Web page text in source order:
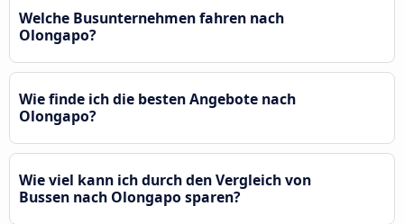
Welche Busunternehmen fahren nach
Olongapo?
Wie finde ich die besten Angebote nach
Olongapo?
Wie viel kann ich durch den Vergleich von
Bussen nach Olongapo sparen?